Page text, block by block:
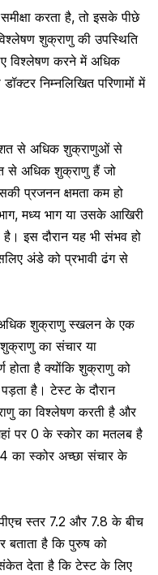
करता है,तो इसके पीछे
शुक्राणु की उपस्थिति
विश्लेषण करने में अधिक
निम्नलिखित परिणामों में
से अधिक शुक्राणुओं से
से अधिक शुक्राणु हैं जो
प्रजनन क्षमता कम हो
,मध्य भाग या उसके आखिरी
इस दौरान यह भी संभव हो
अंडे को प्रभावी ढंग से
शुक्राणु स्खलन के एक
का संचार या
होता है क्योंकि शुक्राणु को
है। टेस्ट के दौरान
का विश्लेषण करती है और
पर 0 के स्कोर का मतलब है
का स्कोर अच्छा संचार के
स्तर 7.2 और 7.8 के बीच
बताता है कि पुरुष को
देता है कि टेस्ट के लिए